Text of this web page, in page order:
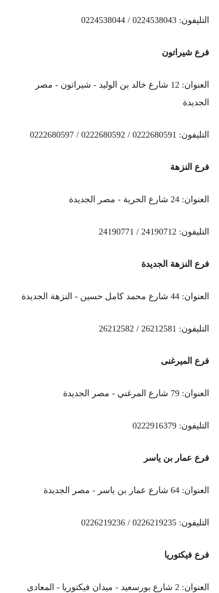
التليفون: 0224538043 / 0224538044
فرع شيراتون
العنوان: 12 شارع خالد بن الوليد - شيراتون - مصر
الجديدة
التليفون: 0222680591 / 0222680592 / 0222680597
فرع النزهة
العنوان: 24 شارع الحرية - مصر الجديدة
التليفون: 24190712 / 24190771
فرع النزهة الجديدة
العنوان: 44 شارع محمد كامل حسين - النزهة الجديدة
التليفون: 26212581 / 26212582
فرع الميرغنى
العنوان: 79 شارع المرغني - مصر الجديدة
التليفون: 0222916379
فرع عمار بن ياسر
العنوان: 64 شارع عمار بن ياسر - مصر الجديدة
التليفون: 0226219235 / 0226219236
فرع فيكتوريا
العنوان: 2 شارع بورسعيد - ميدان فيكتوريا - المعادى